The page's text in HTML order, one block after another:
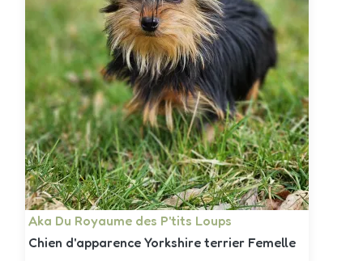
Aka Du Royaume des P'tits Loups
Chien d'apparence Yorkshire terrier Femelle